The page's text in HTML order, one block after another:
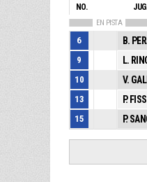
NO.
EN PISTA
6 B.
9
L.
10
V.
13
P.
15
P.